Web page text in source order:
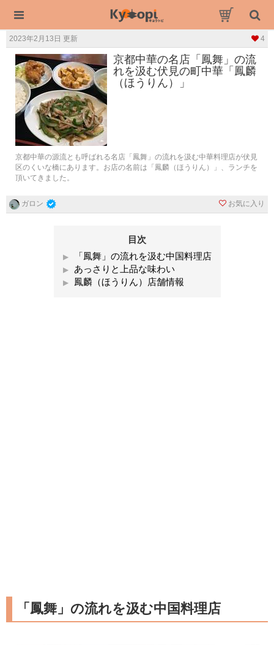
2023年2月13日 更新 4
京都中華の名店「鳳舞」の流
れを汲む伏見の町中華「鳳麟
（ほうりん）」
京都中華の源流とも呼ばれる名店「鳳舞」の流れを汲む中華料理店が伏見
区のくいな橋にあります。お店の名前は「鳳麟（ほうりん）」、ランチを
頂いてきました。
ガロン お気に入り
目次
「鳳舞」の流れを汲む中国料理店
あっさりと上品な味わい
鳳麟（ほうりん）店舗情報
「鳳舞」の流れを汲む中国料理店